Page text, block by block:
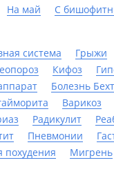
На май С
система Грыжи
Кифоз
Болезнь
Варикоз
Радикулит
Пневмонии
похудения Мигрень